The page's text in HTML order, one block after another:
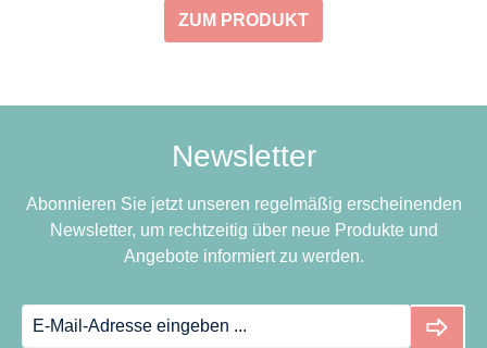
ZUM PRODUKT
Newsletter
Abonnieren Sie jetzt unseren regelmäßig erscheinenden
Newsletter, um rechtzeitig über neue Produkte und
Angebote informiert zu werden.